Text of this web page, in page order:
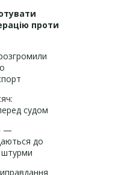
проти
судом
—
до
штурми